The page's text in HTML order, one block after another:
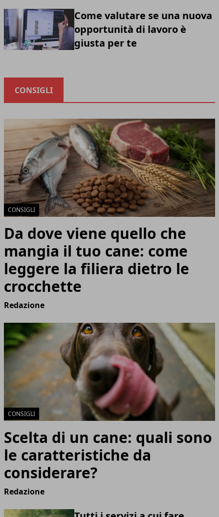
Come valutare se una nuova
opportunità di lavoro è
giusta per te
CONSIGLI
CONSIGLI
Da dove viene quello che
mangia il tuo cane: come
leggere la filiera dietro le
crocchette
Redazione
CONSIGLI
Scelta di un cane: quali sono
le caratteristiche da
considerare?
Redazione